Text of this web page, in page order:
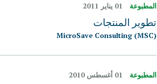
المطبوعة 01 يناير 2011
تطوير المنتجات
MicroSave Consulting (MSC)
المطبوعة 01 أغسطس 2010